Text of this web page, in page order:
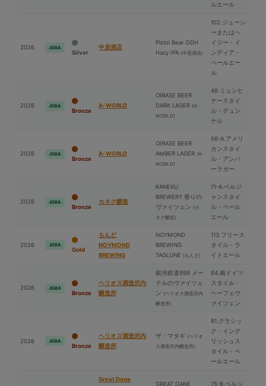
ルエール
2026 JGBA
Silver
中居酒店
Pistol Bear DDH
Hazy IPA (中居酒店)
102.ジューシ
ーまたはヘ
イジー・イ
ンディア・
ペールエー
ル
2026 JGBA
Bronze
A-WORLD
OIRASE BEER
DARK LAGER (A-
WORLD)
48.ミュンヒ
ナースタイ
ル・デュン
ケル
2026 JGBA
Bronze
A-WORLD
OIRASE BEER
AMBER LAGER (A-
WORLD)
56-A.アメリ
カンスタイ
ル・アンバ
ーラガー
2026 JGBA
Bronze
カネク醸造
KANEKU
BREWERY 香りの
ヴァイツェン (カ
ネク醸造)
71-A.ベルジ
ャンスタイ
ル・ペール
エール
2026 JGBA
Gold
もんど
NOYMOND
BREWING
NOYMOND
BREWING
TAGLUNE (もんど)
113.フリース
タイル・ラ
イトエール
2026 JGBA
Bronze
ヘリオス酒造沢内
醸造所
銀河鉄道999 メー
テルのヴァイツェ
ン (ヘリオス酒造沢内
醸造所)
64.南ドイツ
スタイル・
ヘーフェヴ
ァイツェン
2026 JGBA
Bronze
ヘリオス酒造沢内
醸造所
ザ・マタギ (ヘリオ
ス酒造沢内醸造所)
81.クラシッ
ク・イング
リッシュス
タイル・ペ
ールエール
Great Dane
GREAT DANE
75-B.ベルジ